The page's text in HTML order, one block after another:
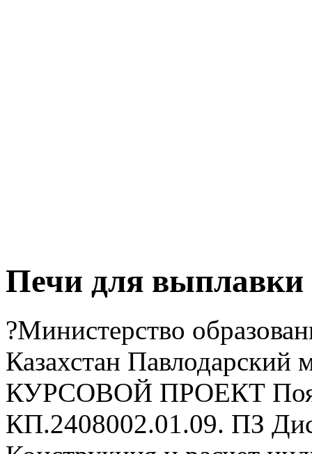
Печи для выплавки
?Министерство
Казахстан
КУРСОВОЙ ПРОЕКТ
КП.2408002.01.09. ПЗ